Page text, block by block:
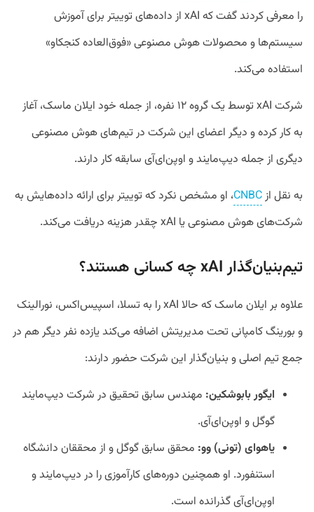
را معرفی کردند گفت که xAI از داده‌های توییتر برای آموزش
سیستم‌ها و محصولات هوش مصنوعی «فوق‌العاده کنجکاو»
استفاده می‌کند.
شرکت xAI توسط یک گروه ۱۲ نفره، از جمله خود ایلان ماسک، آغاز
به کار کرده و دیگر اعضای این شرکت در تیم‌های هوش مصنوعی
دیگری از جمله دیپ‌مایند و اوپن‌ای‌آی سابقه کار دارند.
به نقل ازCNBC، او مشخص نکرد که توییتر برای ارائه داده‌هایش به
شرکت‌های هوش مصنوعی یا xAI چقدر هزینه دریافت می‌کند.
تیم‌بنیان‌گذار xAI چه کسانی هستند؟
علاوه بر ایلان ماسک که حالا xAI را به تسلا، اسپیس‌اکس، نورالینک
و بورینگ‌ کامپانی تحت مدیریتش اضافه می‌کند یازده نفر دیگر هم در
جمع تیم اصلی و بنیان‌گذار این شرکت حضور دارند:
ایگور بابوشکین: مهندس سابق تحقیق در شرکت دیپ‌مایند
گوگل و اوپن‌ای‌آی.
یاهوای (تونی) وو: محقق سابق گوگل و از محققان دانشگاه
استنفورد. او همچنین دوره‌های کارآموزی را در دیپ‌مایند و
اوپن‌ای‌آی گذرانده است.